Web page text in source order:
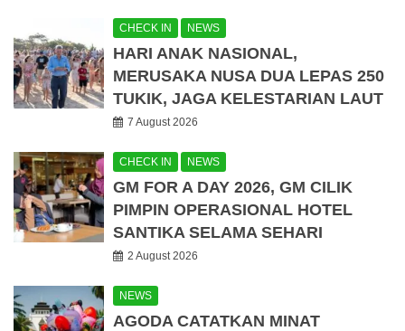
CHECK IN NEWS
HARI ANAK NASIONAL,
MERUSAKA NUSA DUA LEPAS 250
TUKIK, JAGA KELESTARIAN LAUT
7 August 2026
CHECK IN NEWS
GM FOR A DAY 2026, GM CILIK
PIMPIN OPERASIONAL HOTEL
SANTIKA SELAMA SEHARI
2 August 2026
NEWS
AGODA CATATKAN MINAT